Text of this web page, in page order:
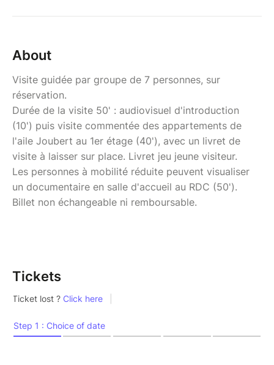
About
Visite guidée par groupe de 7 personnes, sur
réservation.
Durée de la visite 50' : audiovisuel d'introduction
(10') puis visite commentée des appartements de
l'aile Joubert au 1er étage (40'), avec un livret de
visite à laisser sur place. Livret jeu jeune visiteur.
Les personnes à mobilité réduite peuvent visualiser
un documentaire en salle d'accueil au RDC (50').
Billet non échangeable ni remboursable.
Tickets